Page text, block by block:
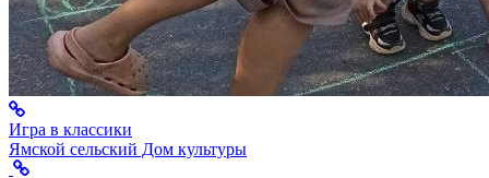
Игра в классики
Ямской сельский Дом культуры